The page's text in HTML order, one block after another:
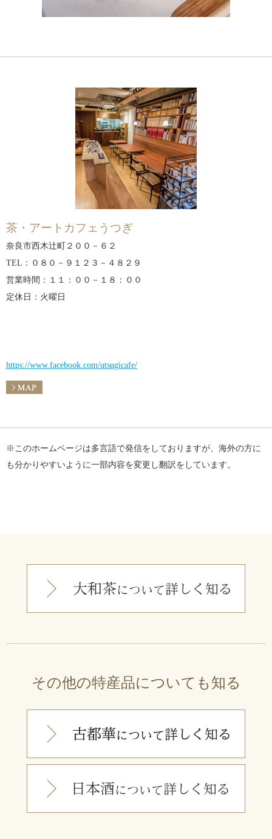
茶・アートカフェうつぎ
奈良市西木辻町２００－６２
TEL：０８０－９１２３－４８２９
営業時間：１１：００－１８：００
定休日：火曜日
https://www.facebook.com/utsugicafe/
※このホームページは多言語で発信をしておりますが、海外の方に
も分かりやすいように一部内容を変更し翻訳をしています。
その他の特産品についても知る